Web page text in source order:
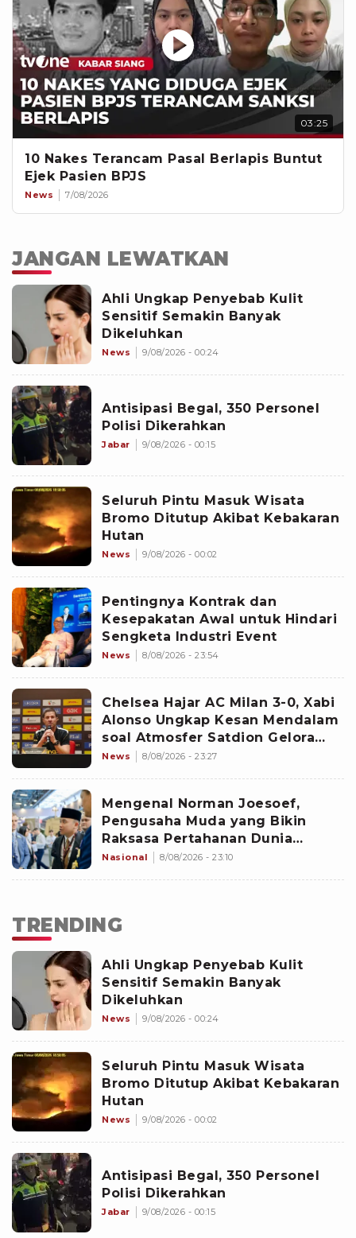
03:25
10 Nakes Terancam Pasal Berlapis Buntut
Ejek Pasien BPJS
News 7/08/2026
JANGAN LEWATKAN
Ahli Ungkap Penyebab Kulit
Sensitif Semakin Banyak
Dikeluhkan
News 9/08/2026 - 00:24
Antisipasi Begal, 350 Personel
Polisi Dikerahkan
Jabar 9/08/2026 - 00:15
Seluruh Pintu Masuk Wisata
Bromo Ditutup Akibat Kebakaran
Hutan
News 9/08/2026 - 00:02
Pentingnya Kontrak dan
Kesepakatan Awal untuk Hindari
Sengketa Industri Event
News 8/08/2026 - 23:54
Chelsea Hajar AC Milan 3-0, Xabi
Alonso Ungkap Kesan Mendalam
soal Atmosfer Satdion Gelora
Bung Karno
News 8/08/2026 - 23:27
Mengenal Norman Joesoef,
Pengusaha Muda yang Bikin
Raksasa Pertahanan Dunia
Kepincut Indonesia
Nasional 8/08/2026 - 23:10
TRENDING
Ahli Ungkap Penyebab Kulit
Sensitif Semakin Banyak
Dikeluhkan
News 9/08/2026 - 00:24
Seluruh Pintu Masuk Wisata
Bromo Ditutup Akibat Kebakaran
Hutan
News 9/08/2026 - 00:02
Antisipasi Begal, 350 Personel
Polisi Dikerahkan
Jabar 9/08/2026 - 00:15